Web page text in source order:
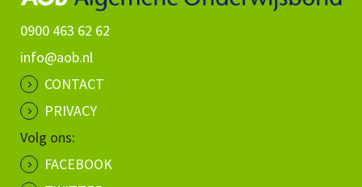
0900 463 62 62
info@aob.nl
CONTACT
PRIVACY
Volg ons:
FACEBOOK